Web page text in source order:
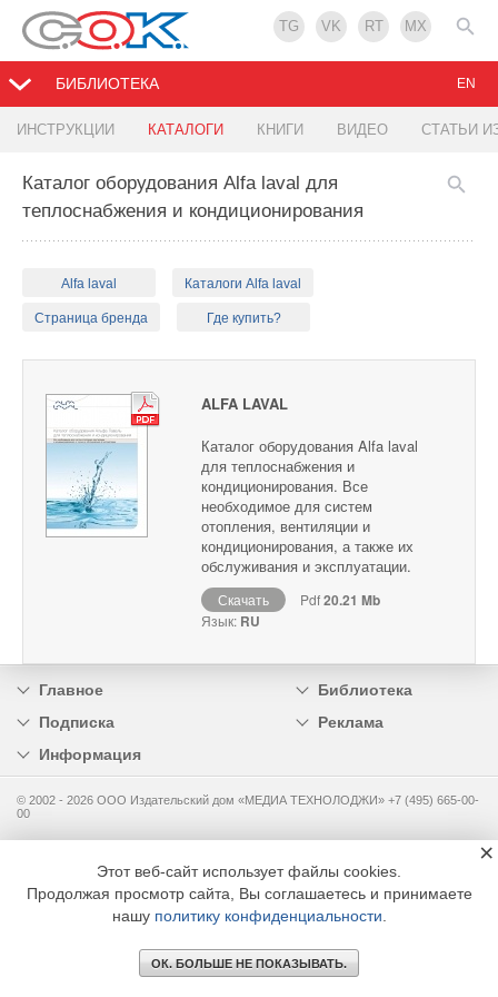
TG VK RT MX
БИБЛИОТЕКА
ИНСТРУКЦИИ КАТАЛОГИ КНИГИ ВИДЕО СТАТЬИ
EN
Каталог оборудования Alfa laval для
теплоснабжения и кондиционирования
Alfa laval Каталоги Alfa laval
Страница бренда Где купить?
ALFA LAVAL
Каталог оборудования Alfa laval
для теплоснабжения и
кондиционирования. Все
необходимое для систем
отопления, вентиляции и
кондиционирования, а также их
обслуживания и эксплуатации.
Скачать Pdf20.21 Mb
Язык: RU
Главное
Библиотека
Подписка
Реклама
Информация
© 2002 - 2026 OOO Издательский дом «МЕДИА ТЕХНОЛОДЖИ» +7 (495) 665-00-
00
Этот веб-сайт использует файлы cookies.
Продолжая просмотр сайта, Вы соглашаетесь и принимаете
нашу политику конфиденциальности
ОК. БОЛЬШЕ НЕ ПОКАЗЫВАТЬ.
×